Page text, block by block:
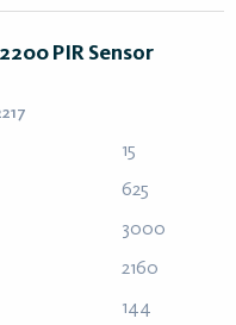
PIR Sensor
15
625
3000
2160
144